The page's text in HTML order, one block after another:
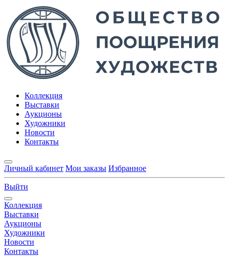
Коллекция
Выставки
Аукционы
Художники
Новости
Контакты
Личный кабинет Мои заказы Избранное
Выйти
Коллекция
Выставки
Аукционы
Художники
Новости
Контакты